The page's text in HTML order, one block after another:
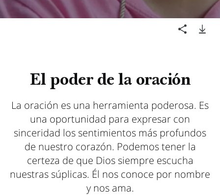
El poder de la oración
La oración es una herramienta poderosa. Es
una oportunidad para expresar con
sinceridad los sentimientos más profundos
de nuestro corazón. Podemos tener la
certeza de que Dios siempre escucha
nuestras súplicas. Él nos conoce por nombre
y nos ama.